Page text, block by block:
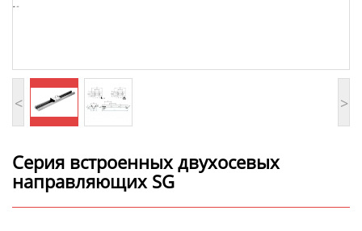
< >
Серия встроенных двухосевых
направляющих SG